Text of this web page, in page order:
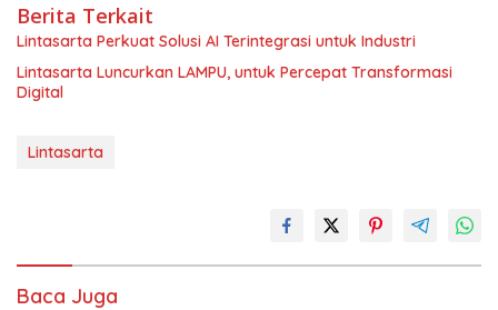
Berita Terkait
Lintasarta Perkuat Solusi AI Terintegrasi untuk Industri
Lintasarta Luncurkan LAMPU, untuk Percepat Transformasi
Digital
Lintasarta
Baca Juga